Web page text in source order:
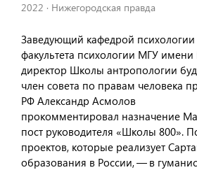
2022 · Нижегородская правда
Заведующий кафедрой психологии
факультета психологии МГУ
директор Школы антропологии
член совета по правам человека
РФ Александр Асмолов
прокомментировал назначение
пост руководителя «Школы 800».
проектов, которые реализует
образования в России, — в